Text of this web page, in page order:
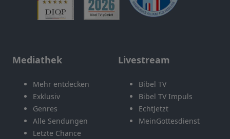
Mediathek
Mehr entdecken
Exklusiv
Genres
Alle Sendungen
Letzte Chance
Livestream
Bibel TV
Bibel TV Impuls
EchtJetzt
MeinGottesdienst